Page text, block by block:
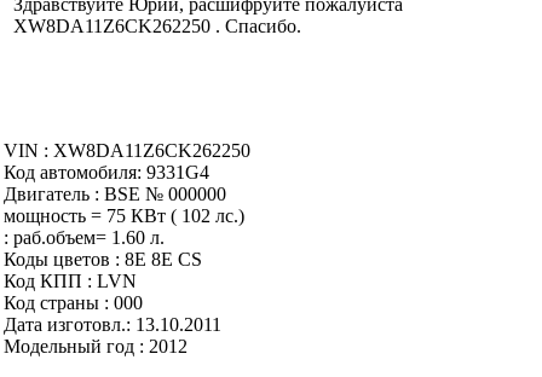
Здравствуйте Юрий, расшифруйте пожалуйста
XW8DA11Z6CK262250 . Спасибо.
VIN : XW8DA11Z6CK262250
Код автомобиля: 9331G4
Двигатель : BSE № 000000
мощность = 75 КВт ( 102 лс.)
: раб.объем= 1.60 л.
Коды цветов : 8E 8E CS
Код КПП : LVN
Код страны : 000
Дата изготовл.: 13.10.2011
Модельный год : 2012